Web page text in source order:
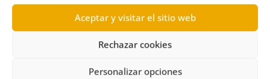
Aceptar y visitar el sitio web
Rechazar cookies
Personalizar opciones